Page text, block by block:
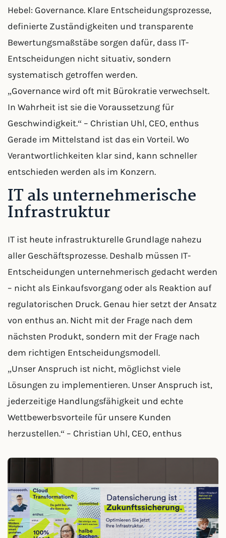
Hebel: Governance. Klare Entscheidungsprozesse,
definierte Zuständigkeiten und transparente
Bewertungsmaßstäbe sorgen dafür, dass IT-
Entscheidungen nicht situativ, sondern
systematisch getroffen werden.
„Governance wird oft mit Bürokratie verwechselt.
In Wahrheit ist sie die Voraussetzung für
Geschwindigkeit.“ – Christian Uhl, CEO, enthus
Gerade im Mittelstand ist das ein Vorteil. Wo
Verantwortlichkeiten klar sind, kann schneller
entschieden werden als im Konzern.
IT als unternehmerische
Infrastruktur
IT ist heute infrastrukturelle Grundlage nahezu
aller Geschäftsprozesse. Deshalb müssen IT-
Entscheidungen unternehmerisch gedacht werden
– nicht als Einkaufsvorgang oder als Reaktion auf
regulatorischen Druck. Genau hier setzt der Ansatz
von enthus an. Nicht mit der Frage nach dem
nächsten Produkt, sondern mit der Frage nach
dem richtigen Entscheidungsmodell.
„Unser Anspruch ist nicht, möglichst viele
Lösungen zu implementieren. Unser Anspruch ist,
jederzeitige Handlungsfähigkeit und echte
Wettbewerbsvorteile für unsere Kunden
herzustellen.“ – Christian Uhl, CEO, enthus